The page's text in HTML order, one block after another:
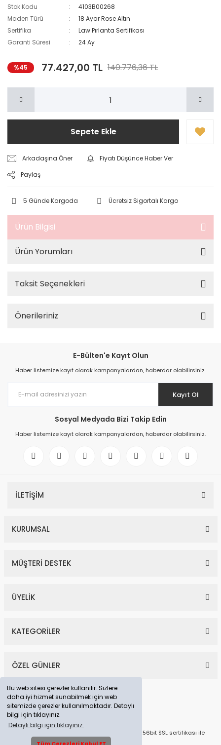
Bu web sitesi çerezler kullanılır. Sizlere
daha iyi hizmet sunabilmek için web
sitemizde çerezler kullanılmaktadır. Detaylı
bilgi için tıklayınız.
Detaylı bilgi için tıklayınız.
Stok Kodu
4103B00268
Maden Türü
18 Ayar Rose Altın
Sertifika
Law Pırlanta Sertifikası
Garanti Süresi
24 Ay
%45 77.427,00 TL 140.776,36 TL
Sepete Ekle
Arkadaşına Öner
Fiyatı Düşünce Haber Ver
Paylaş
5 Günde Kargoda Ücretsiz Sigortalı Kargo
Ürün Bilgisi
Ürün Yorumları
Taksit Seçenekleri
Önerileriniz
E-Bülten'e Kayıt Olun
Haber listemize kayıt olarak kampanyalardan, haberdar olabilirsiniz.
Kayıt Ol
Sosyal Medyada Bizi Takip Edin
Haber listemize kayıt olarak kampanyalardan, haberdar olabilirsiniz.
İLETİŞİM
KURUMSAL
MÜŞTERİ DESTEK
ÜYELİK
KATEGORİLER
ÖZEL GÜNLER
© Tüm Hakları Saklıdır. Kredi kartı bilgileriniz 256bit SSL sertifikası ile
korunmaktadır.